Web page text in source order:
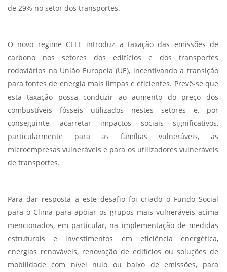
de 29% no setor dos transportes.
O novo regime CELE introduz a taxação das emissões de
carbono nos setores dos edifícios e dos transportes
rodoviários na União Europeia (UE), incentivando a transição
para fontes de energia mais limpas e eficientes. Prevê-se que
esta taxação possa conduzir ao aumento do preço dos
combustíveis fósseis utilizados nestes setores e, por
conseguinte, acarretar impactos sociais significativos,
particularmente para as famílias vulneráveis, as
microempresas vulneráveis e para os utilizadores vulneráveis
de transportes.
Para dar resposta a este desafio foi criado o Fundo Social
para o Clima para apoiar os grupos mais vulneráveis acima
mencionados, em particular, na implementação de medidas
estruturais e investimentos em eficiência energética,
energias renováveis, renovação de edifícios ou soluções de
mobilidade com nível nulo ou baixo de emissões, para